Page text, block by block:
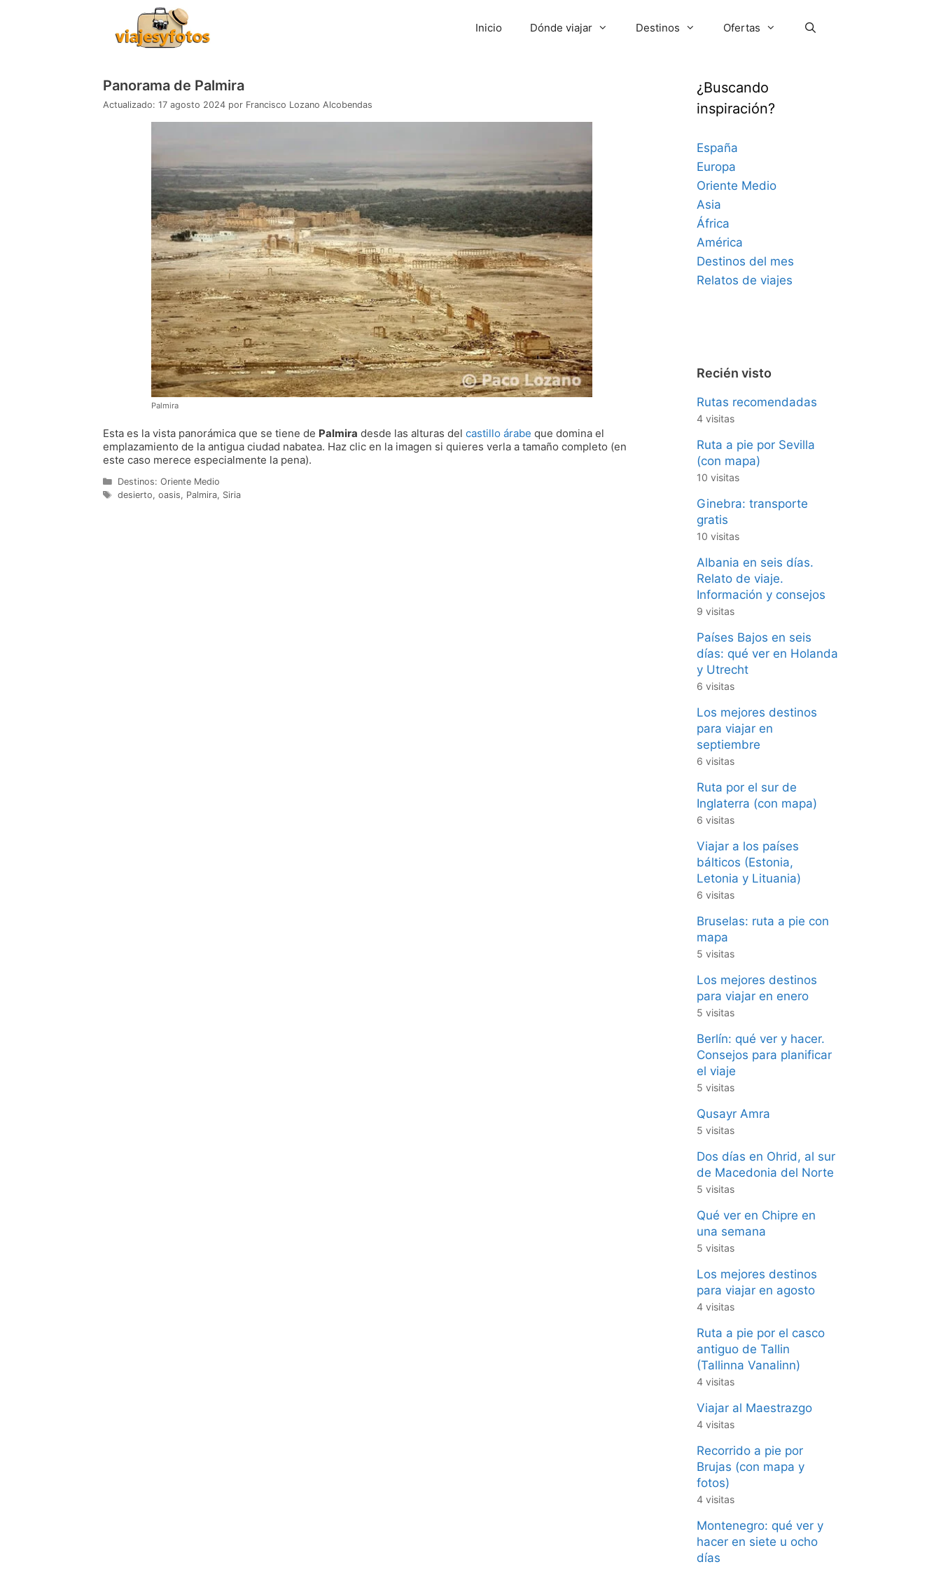
Inicio Dónde viajar Destinos Ofertas
Panorama de Palmira
17 agosto 2024 por Francisco Lozano Alcobendas
Palmira
Esta es la vista panorámica que se tiene de Palmira desde las alturas del castillo árabe que domina el
emplazamiento de la antigua ciudad nabatea. Haz clic en la imagen si quieres verla a tamaño completo (en
este caso merece especialmente la pena).
Categorías
Destinos: Oriente Medio
Etiquetas
desierto, oasis, Palmira, Siria
¿Buscando
inspiración?
España
Europa
Oriente Medio
Asia
África
América
Destinos del mes
Relatos de viajes
Recién visto
Rutas recomendadas
4 visitas
Ruta a pie por Sevilla
(con mapa)
10 visitas
Ginebra: transporte
gratis
10 visitas
Albania en seis días.
Relato de viaje.
Información y consejos
9 visitas
Países Bajos en seis
días: qué ver en Holanda
y Utrecht
6 visitas
Los mejores destinos
para viajar en
septiembre
6 visitas
Ruta por el sur de
Inglaterra (con mapa)
6 visitas
Viajar a los países
bálticos (Estonia,
Letonia y Lituania)
6 visitas
Bruselas: ruta a pie con
mapa
5 visitas
Los mejores destinos
para viajar en enero
5 visitas
Berlín: qué ver y hacer.
Consejos para planificar
el viaje
5 visitas
Qusayr Amra
5 visitas
Dos días en Ohrid, al sur
de Macedonia del Norte
5 visitas
Qué ver en Chipre en
una semana
5 visitas
Los mejores destinos
para viajar en agosto
4 visitas
Ruta a pie por el casco
antiguo de Tallin
(Tallinna Vanalinn)
4 visitas
Viajar al Maestrazgo
4 visitas
Recorrido a pie por
Brujas (con mapa y
fotos)
4 visitas
Montenegro: qué ver y
hacer en siete u ocho
días